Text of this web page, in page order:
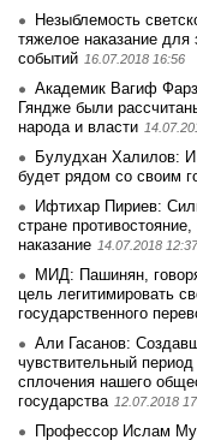
Незыблемость
тяжелое наказание для
событий 16.07.2018 16:56
Академик Вагиф
Гяндже были
народа и власти
Булудхан Халилов: И
будет рядом со своим
Ифтихар Пириев:
стране
наказание 14.07.2018 12:37
МИД: Пашинян,
цель легитимировать
государственного
Али Гасанов:
чувствительный
сплочения нашего
государства 12.07.2018
Профессор Ислам